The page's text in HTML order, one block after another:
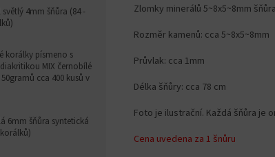
světlý 4mm šňůra (84 -
korálky písmeno s
MIX černobílé
cca 400 kusů v
6mm šňůra syntetická
Zlomky minerálů 5~8x5~8mm
Rozměr kamenů: cca 5~8x5~8mm
Průvlak: cca 1mm
Délka šňůry: cca 78 cm
Foto je ilustrační. Každá šňůra je
Cena uvedena za 1 šnůru